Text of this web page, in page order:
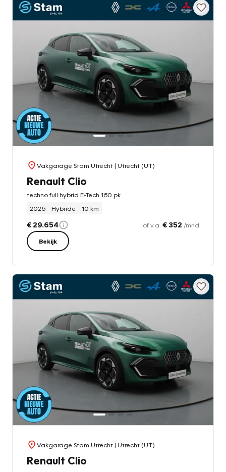
Vakgarage Stam Utrecht| Utrecht (UT)
Renault Clio
techno full hybrid E-Tech 160 pk
2026
Hybride 10 km
€ 29.654 of v.a. € 352 /mnd
Bekijk
Vakgarage Stam Utrecht| Utrecht (UT)
Renault Clio